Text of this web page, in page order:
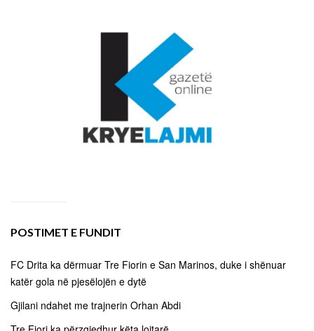
POSTIMET E FUNDIT
FC Drita ka dërmuar Tre Fiorin e San Marinos, duke i shënuar
katër gola në pjesëlojën e dytë
Gjilani ndahet me trajnerin Orhan Abdi